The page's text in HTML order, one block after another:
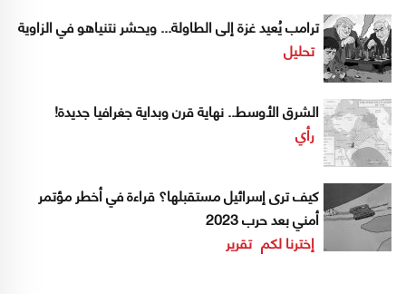
ترامب يُعيد غزة إلى الطاولة... ويحشر نتنياهو في الزاوية
تحليل
الشرق الأوسط.. نهاية قرن وبداية جغرافيا جديدة!
رأي
كيف ترى إسرائيل مستقبلها؟ قراءة في أخطر مؤتمر
أمني بعد حرب 2023
إخترنا لكم تقرير